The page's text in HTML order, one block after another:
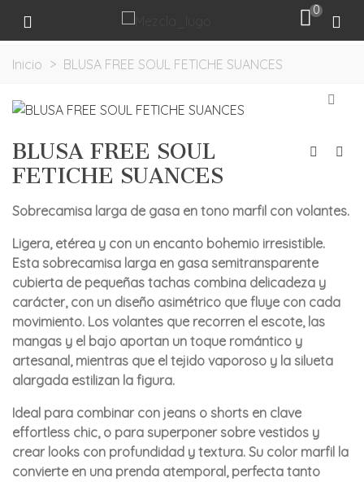
0
Inicio > BLUSA FREE SOUL FETICHE SUANCES
BLUSA FREE SOUL
FETICHE SUANCES
Sobrecamisa larga de gasa en tono marfil con volantes.
Ligera, etérea y con un encanto bohemio irresistible.
Esta sobrecamisa larga en gasa semitransparente
cubierta de pequeñas tachas combina delicadeza y
carácter, con un diseño asimétrico que fluye con cada
movimiento. Los volantes que recorren el escote, las
mangas y el bajo aportan un toque romántico y
artesanal, mientras que el tejido vaporoso y la silueta
alargada estilizan la figura.
Ideal para combinar con jeans o shorts en clave
effortless chic, o para superponer sobre vestidos y
crear looks con profundidad y textura. Su color marfil la
convierte en una prenda atemporal, perfecta tanto